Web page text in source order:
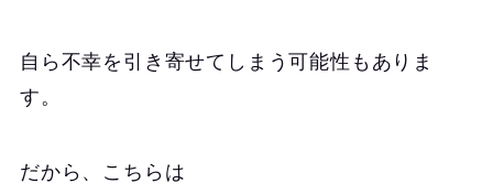
自ら不幸を引き寄せてしまう可能性もありま
す。
だから、こちらは